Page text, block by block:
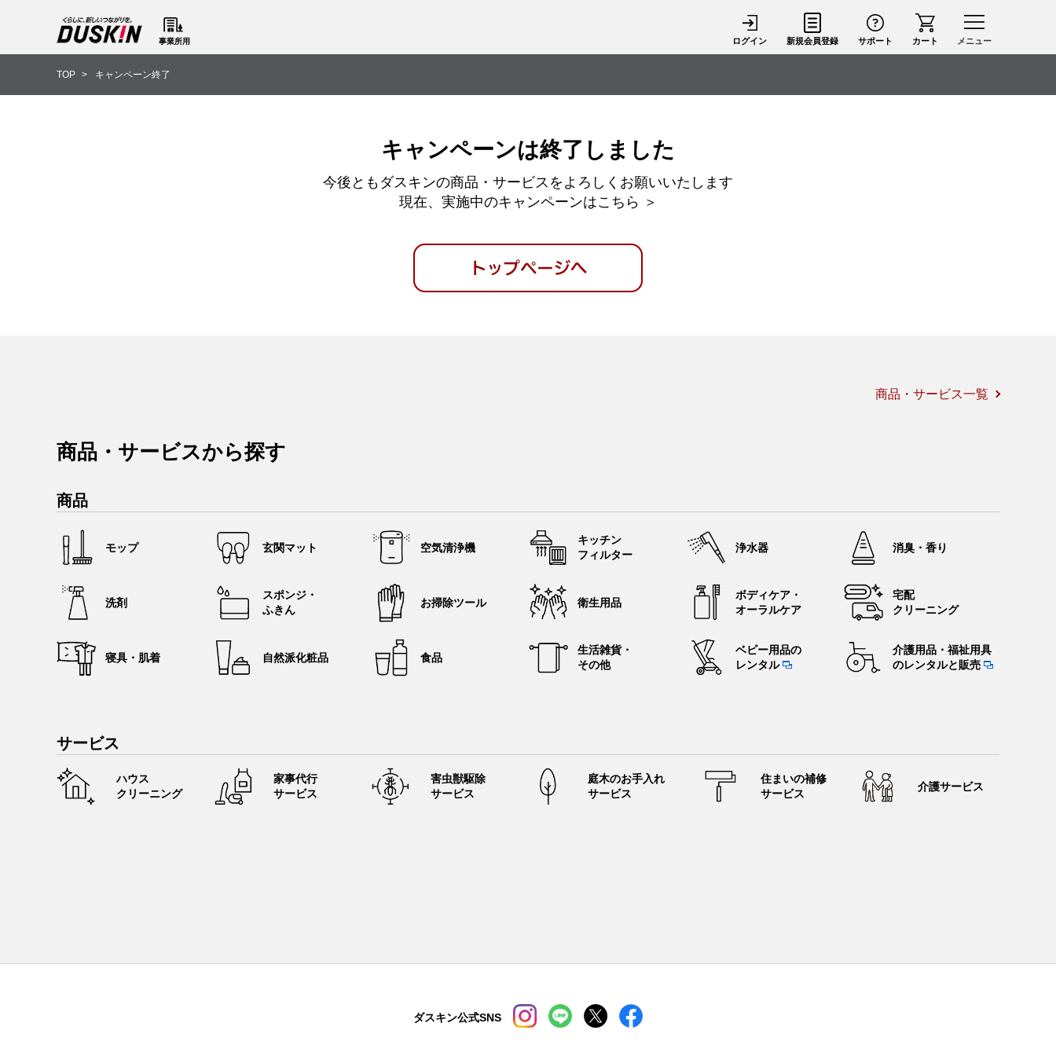
事業所用 メニュー
ログイン 新規会員登録 サポート カート
TOP キャンペーン終了
キャンペーンは終了しました
今後ともダスキンの商品・サービスを よろしくお願いいたします
現在、実施中のキャンペーンはこちら ＞
商品・サービスから探す
商品・サービス一覧
商品
モップ 玄関マット 空気清浄機
キッチン
フィルター
浄水器 消臭・香り
洗剤
スポンジ・
ふきん
お掃除ツール 衛生用品
ボディケア・
オーラルケア
宅配
クリーニング
寝具・肌着 自然派化粧品 食品
生活雑貨・
その他
ベビー用品の
レンタル
介護用品・ 福祉用具
のレンタルと販売
サービス
ハウス
クリーニング
家事代行
サービス
害虫獣駆除
サービス
庭木のお手入れ
サービス
住まいの補修
サービス
介護サービス
ダスキン公式SNS